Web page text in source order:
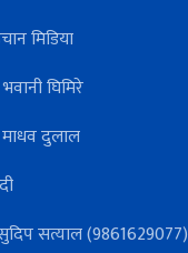
मिडिया
घिमिरे
माधव दुलाल
सत्याल (9861629077)